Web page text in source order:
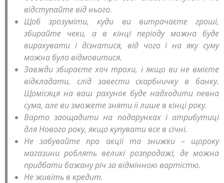
відступайте від нього.
Щоб зрозуміти, куди ви витрачаєте гроші,
збирайте чеки, а в кінці періоду можна буде
вирахувати і дізнатися, від чого і на яку суму
можна було відмовитися.
Завжди збираєте хоч трохи, і якщо ви не вмієте
відкладати, слід завести скарбничку в банку.
Щомісяця на ваш рахунок буде надходити певна
сума, але ви зможете зняти її лише в кінці року.
Варто заощадити на подарунках і атрибутиці
для Нового року, якщо купувати все в січні.
Не забувайте про акції та знижки – щороку
магазини роблять великі розпродажі, де можна
придбати бажану річ за відмінною вартістю.
Не живіть в кредит.